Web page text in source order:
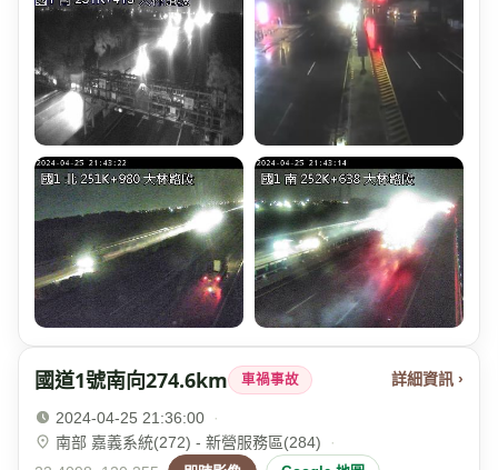
國道1號南向274.6km 車禍事故 詳細資訊 ›
2024-04-25 21:36:00
·
南部 嘉義系統(272) - 新營服務區(284)
·